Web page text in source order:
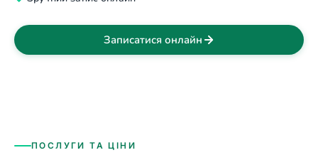
Записатися онлайн
ПОСЛУГИ ТА ЦІНИ